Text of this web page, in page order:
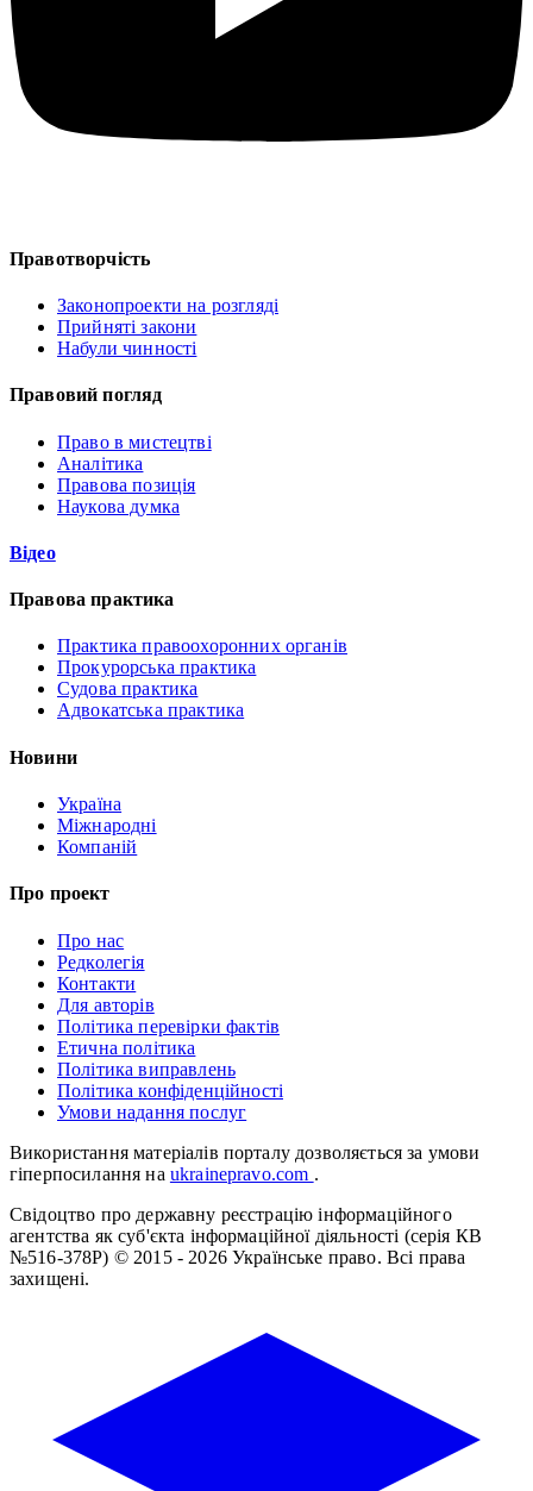
Правотворчість
Законопроекти на розгляді
Прийняті закони
Набули чинності
Правовий погляд
Право в мистецтві
Аналітика
Правова позиція
Наукова думка
Відео
Правова практика
Практика правоохоронних органів
Прокурорська практика
Судова практика
Адвокатська практика
Новини
Україна
Міжнародні
Компаній
Про проект
Про нас
Редколегія
Контакти
Для авторів
Політика перевірки фактів
Етична політика
Політика виправлень
Політика конфіденційності
Умови надання послуг
Використання матеріалів порталу дозволяється за умови
гіперпосилання на ukrainepravo.com .
Свідоцтво про державну реєстрацію інформаційного
агентства як суб'єкта інформаційної діяльності (серія КВ
№516-378Р) © 2015 - 2026 Українське право. Всі права
захищені.